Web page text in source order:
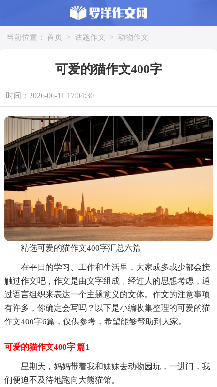
当前位置： 首页 > 话题作文 > 动物作文
可爱的猫作文400字
时间：2026-06-11 17:04:30
精选可爱的猫作文400字汇总六篇
在平日的学习、工作和生活里，大家或多或少都会接
触过作文吧，作文是由文字组成，经过人的思想考虑，通
过语言组织来表达一个主题意义的文体。作文的注意事项
有许多，你确定会写吗？以下是小编收集整理的可爱的猫
作文400字6篇，仅供参考，希望能够帮助到大家。
可爱的猫作文400字 篇1
星期天，妈妈带着我和妹妹去动物园玩，一进门，我
们便迫不及待地跑向大熊猫馆。